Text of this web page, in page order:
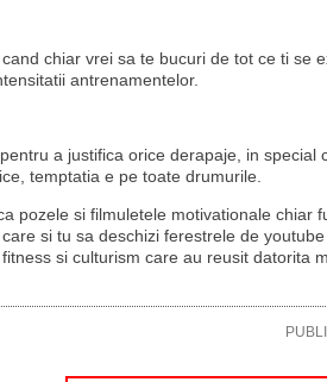
chiar vrei sa te bucuri de tot ce ti se
antrenamentelor.
a justifica orice derapaje, in special
temptatia e pe toate drumurile.
pozele si filmuletele motivationale chiar
si tu sa deschizi ferestrele de
si culturism care au reusit datorita